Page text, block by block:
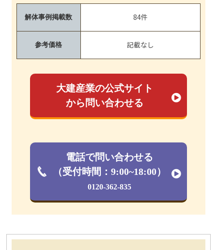
解体事例掲載数 84件
参考価格 記載なし
大建産業の公式サイト
から問い合わせる
電話で問い合わせる
（受付時間：9:00~18:00）
0120-362-835